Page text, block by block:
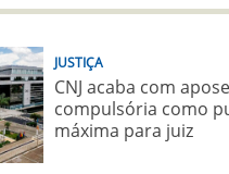
JUSTIÇA
CNJ acaba com
compulsória como
máxima para juiz